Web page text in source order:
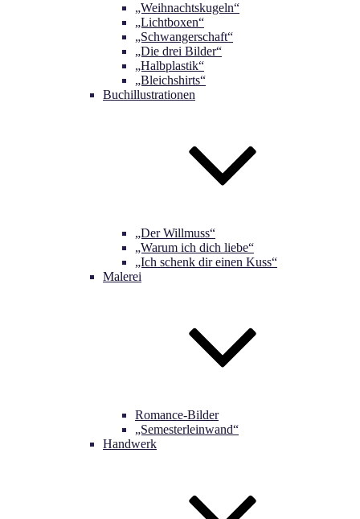
„Weihnachtskugeln“
„Lichtboxen“
„Schwangerschaft“
„Die drei Bilder“
„Halbplastik“
„Bleichshirts“
Buchillustrationen
„Der Willmuss“
„Warum ich dich liebe“
„Ich schenk dir einen Kuss“
Malerei
Romance-Bilder
„Semesterleinwand“
Handwerk